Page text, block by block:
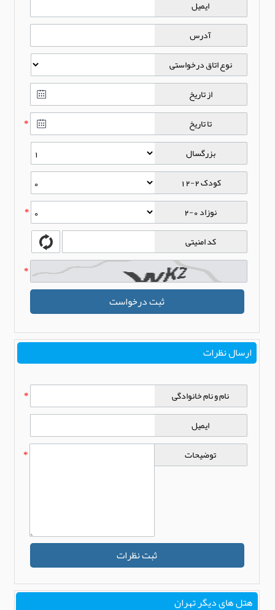
ایمیل
آدرس
نوع اتاق درخواستی
از تاریخ
تا تاریخ
*
بزرگسال
کودک 2-12
نوزاد 0-2
*
کد امنیتی
*
ثبت درخواست
ارسال نظرات
نام و نام خانوادگی *
ایمیل
توضیحات
*
ثبت نظرات
هتل های دیگر تهران